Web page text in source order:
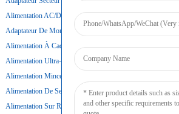
Alimentation AC/DC
Adaptateur De Montage Mural
Alimentation À Cadre Ouvert
Alimentation Ultra-Mince
Alimentation Mince
Alimentation De Secours Par Batterie
Alimentation Sur Rail DIN